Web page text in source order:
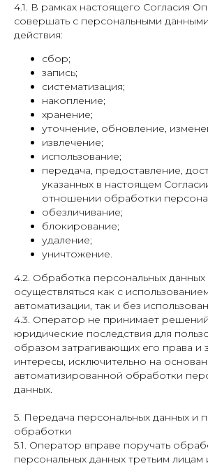
4.1. В рамках настоящего Согласия
совершать с персональными
действия:
сбор;
запись;
систематизация;
накопление;
хранение;
уточнение, обновление,
извлечение;
использование;
передача, предоставление,
указанных в настоящем
отношении обработки
обезличивание;
блокирование;
удаление;
уничтожение.
4.2. Обработка персональных
осуществляться как с
автоматизации, так и без
4.3. Оператор не принимает
юридические последствия для
образом затрагивающих его права и
интересы, исключительно на
автоматизированной обработки
данных.
5. Передача персональных данных и
обработки
5.1. Оператор вправе поручать
персональных данных третьим лицам